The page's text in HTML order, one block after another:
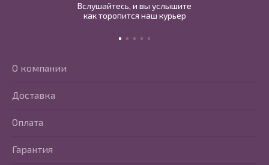
Вслушайтесь, и вы услышите
как торопится наш курьер
О компании
Доставка
Оплата
Гарантия